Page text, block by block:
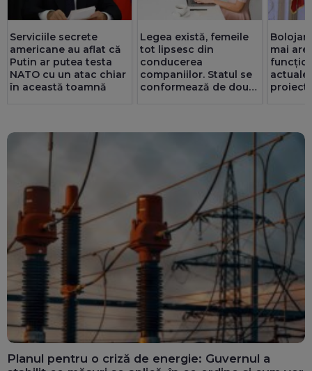
Serviciile secrete
americane au aflat că
Putin ar putea testa
NATO cu un atac chiar
în această toamnă
Legea există, femeile
tot lipsesc din
conducerea
companiilor. Statul se
conformează de două
mai are
proiect
MW
Planul pentru o criză de energie: Guvernul a